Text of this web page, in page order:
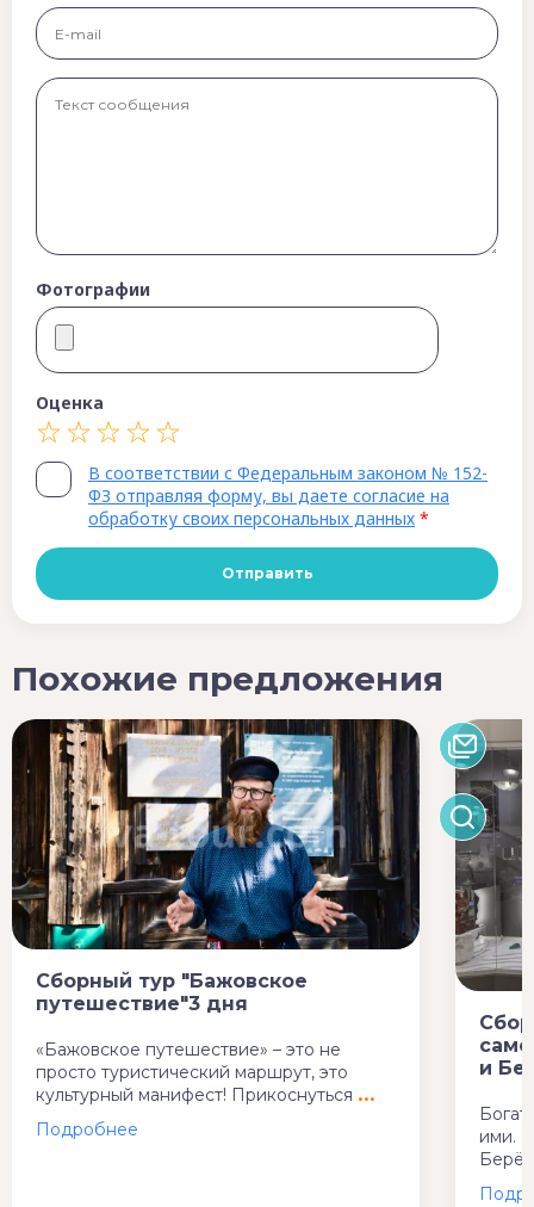
Фотографии
Оценка
В соответствии с Федеральным законом № 152-
ФЗ отправляя форму, вы даете согласие на
обработку своих персональных данных *
Похожие предложения
Сборный тур "Бажовское
путешествие"3 дня
«Бажовское путешествие» – это не
просто туристический маршрут, это
культурный манифест! Прикоснуться
и
ими.